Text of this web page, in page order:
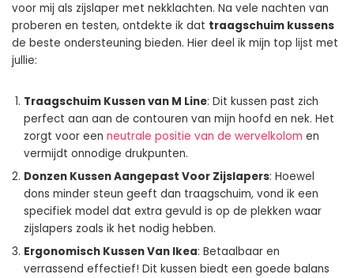
voor mij als zijslaper met nekklachten. Na vele nachten van
proberen en testen, ontdekte ik dat traagschuim kussens
de beste ondersteuning bieden. Hier deel ik mijn top lijst met
jullie:
Traagschuim Kussen van M Line: Dit kussen past zich
perfect aan aan de contouren van mijn hoofd en nek. Het
zorgt voor een neutrale positie van de wervelkolom en
vermijdt onnodige drukpunten.
Donzen Kussen Aangepast Voor Zijslapers: Hoewel
dons minder steun geeft dan traagschuim, vond ik een
specifiek model dat extra gevuld is op de plekken waar
zijslapers zoals ik het nodig hebben.
Ergonomisch Kussen Van Ikea: Betaalbaar en
verrassend effectief! Dit kussen biedt een goede balans